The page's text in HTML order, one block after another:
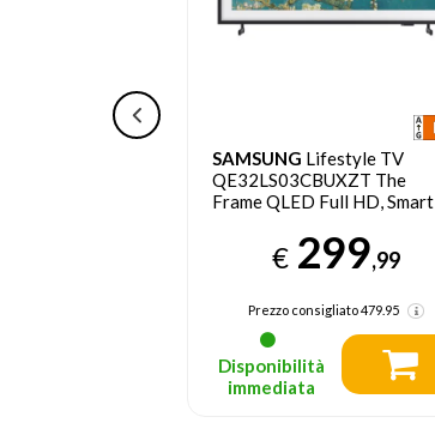
SAMSUNG Lifestyle TV
QE32LS03CBUXZT The
Frame QLED Full HD, Smart
Lite, Black 2023
€ 299,99
Prezzo consigliato479.95
Disponibilità
immediata